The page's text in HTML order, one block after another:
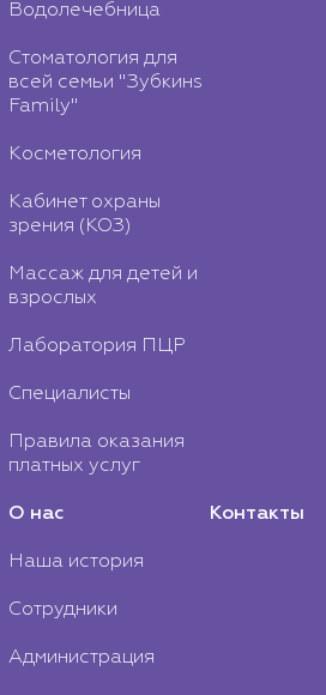
Водолечебница
Стоматология для
всей семьи "Зубкинs
Family"
Косметология
Кабинет охраны
зрения (КОЗ)
Массаж для детей и
взрослых
Лаборатория ПЦР
Специалисты
Правила оказания
платных услуг
О нас
Наша история
Сотрудники
Администрация
Контакты